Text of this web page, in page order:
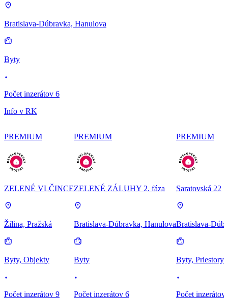
Bratislava-Dúbravka, Hanulova
Byty
Počet inzerátov 6
Info v RK
PREMIUM
ZELENÉ VLČINCE
Žilina, Pražská
Byty, Objekty
Počet inzerátov 9
PREMIUM
ZELENÉ ZÁLUHY 2. fáza
Bratislava-Dúbravka, Hanulova
Byty
Počet inzerátov 6
PREMIUM
Saratovská 22
Bratislava-
Byty, Priestory
Počet inzerátov